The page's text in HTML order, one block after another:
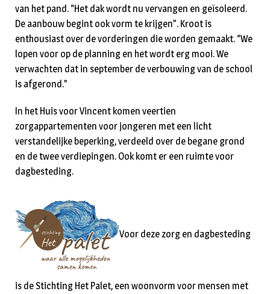
van het pand. “Het dak wordt nu vervangen en geïsoleerd.
De aanbouw begint ook vorm te krijgen”. Kroot is
enthousiast over de vorderingen die worden gemaakt. “We
lopen voor op de planning en het wordt erg mooi. We
verwachten dat in september de verbouwing van de school
is afgerond.”
In het Huis voor Vincent komen veertien
zorgappartementen voor jongeren met een licht
verstandelijke beperking, verdeeld over de begane grond
en de twee verdiepingen. Ook komt er een ruimte voor
dagbesteding.
Voor deze zorg en dagbesteding
is de Stichting Het Palet, een woonvorm voor mensen met